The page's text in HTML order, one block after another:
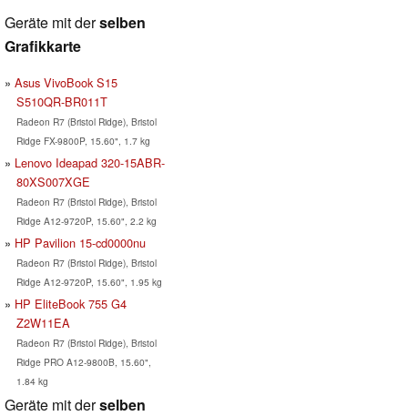
Geräte mit derselben
Grafikkarte
Asus VivoBook S15
S510QR-BR011T
Radeon R7 (Bristol Ridge), Bristol
Ridge FX-9800P, 15.60", 1.7 kg
Lenovo Ideapad 320-15ABR-
80XS007XGE
Radeon R7 (Bristol Ridge), Bristol
Ridge A12-9720P, 15.60", 2.2 kg
HP Pavilion 15-cd0000nu
Radeon R7 (Bristol Ridge), Bristol
Ridge A12-9720P, 15.60", 1.95 kg
HP EliteBook 755 G4
Z2W11EA
Radeon R7 (Bristol Ridge), Bristol
Ridge PRO A12-9800B, 15.60",
1.84 kg
Geräte mit derselben